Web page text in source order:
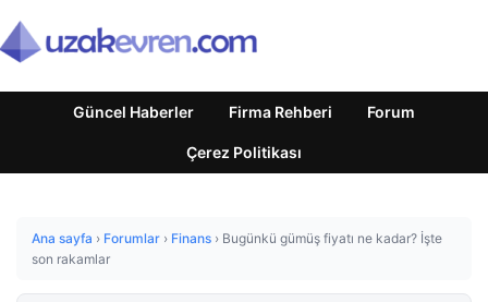
Güncel Haberler Firma Rehberi Forum
Çerez Politikası
Ana sayfa › Forumlar › Finans › Bugünkü gümüş fiyatı ne kadar? İşte
son rakamlar